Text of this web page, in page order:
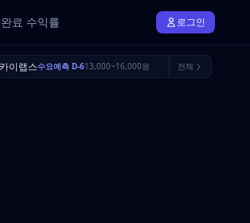
료 수익률 로그인
이랩스수요예측 D-613,000~16,000원 브릴스 수요예측 D-23
전체